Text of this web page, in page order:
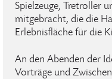
Spielzeuge, Tretroller
mitgebracht, die die
Erlebnisfläche für die
An den Abenden der
Vorträge und